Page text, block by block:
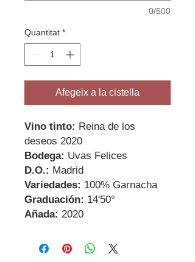
0/500
Quantitat *
Afegeix a la cistella
Vino tinto: Reina de los
deseos 2020
Bodega: Uvas Felices
D.O.: Madrid
Variedades: 100% Garnacha
Graduación: 14'50°
Añada: 2020